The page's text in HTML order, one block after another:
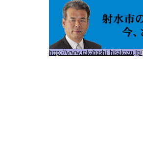
http://www.takahashi-hisakazu.jp/